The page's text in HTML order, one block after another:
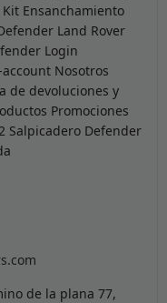
Kit Ensanchamiento
Land Rover
Login
account Nosotros
de devoluciones y
Promociones
Salpicadero Defender
de la plana 77,